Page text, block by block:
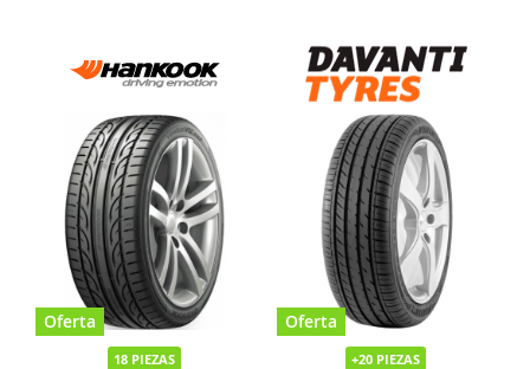
Oferta
18 PIEZAS
Oferta
+20 PIEZAS